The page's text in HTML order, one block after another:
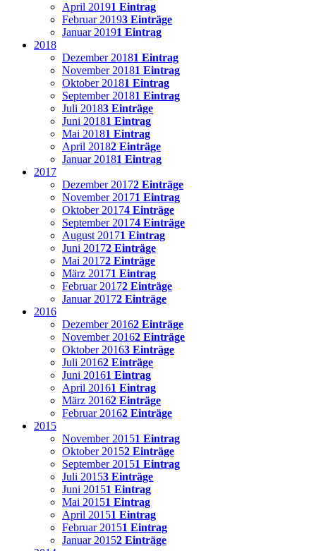
April 20191 Eintrag
Februar 20193 Einträge
Januar 20191 Eintrag
2018
Dezember 20181 Eintrag
November 20181 Eintrag
Oktober 20181 Eintrag
September 20181 Eintrag
Juli 20183 Einträge
Juni 20181 Eintrag
Mai 20181 Eintrag
April 20182 Einträge
Januar 20181 Eintrag
2017
Dezember 20172 Einträge
November 20171 Eintrag
Oktober 20174 Einträge
September 20174 Einträge
August 20171 Eintrag
Juni 20172 Einträge
Mai 20172 Einträge
März 20171 Eintrag
Februar 20172 Einträge
Januar 20172 Einträge
2016
Dezember 20162 Einträge
November 20162 Einträge
Oktober 20163 Einträge
Juli 20162 Einträge
Juni 20161 Eintrag
April 20161 Eintrag
März 20162 Einträge
Februar 20162 Einträge
2015
November 20151 Eintrag
Oktober 20152 Einträge
September 20151 Eintrag
Juli 20153 Einträge
Juni 20151 Eintrag
Mai 20151 Eintrag
April 20151 Eintrag
Februar 20151 Eintrag
Januar 20152 Einträge